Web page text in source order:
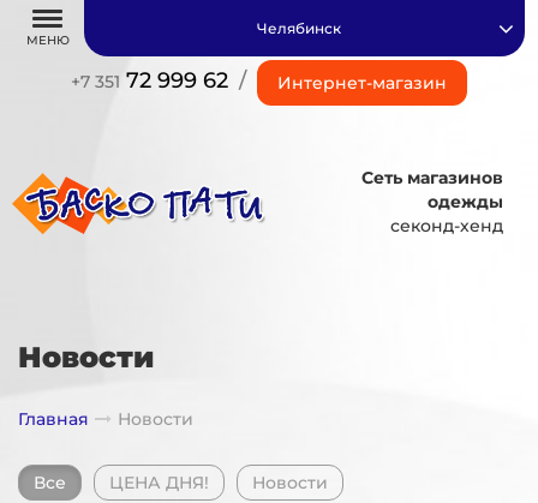
МЕНЮ
+7 351 72 999 62 / Интернет-магазин
Челябинск
Сеть магазинов
одежды
секонд-хенд
Новости
Главная Новости
Все ЦЕНА ДНЯ! Новости